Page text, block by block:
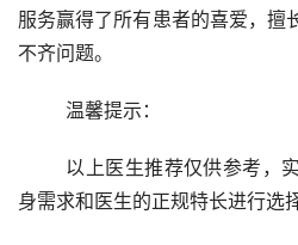
服务赢得了所有患者的喜爱，擅
不齐问题。
	温馨提示：
身需求和医生的正规特长进行选择